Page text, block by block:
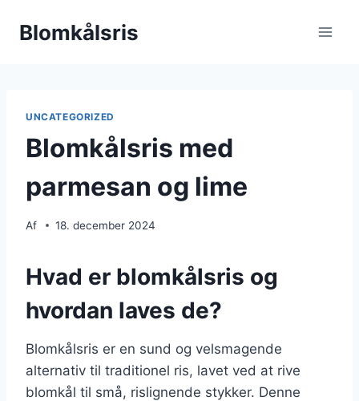
Blomkålsris
UNCATEGORIZED
Blomkålsris med
parmesan og lime
Af 18. december 2024
Hvad er blomkålsris og
hvordan laves de?
Blomkålsris er en sund og velsmagende
alternativ til traditionel ris, lavet ved at rive
blomkål til små, rislignende stykker. Denne